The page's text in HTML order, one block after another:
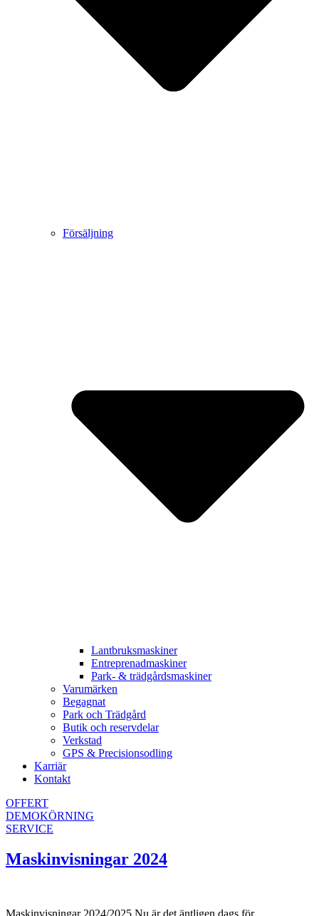
Försäljning
Lantbruksmaskiner
Entreprenadmaskiner
Park- & trädgårdsmaskiner
Varumärken
Begagnat
Park och Trädgård
Butik och reservdelar
Verkstad
GPS & Precisionsodling
Karriär
Kontakt
OFFERT
DEMOKÖRNING
SERVICE
Maskinvisningar 2024
Maskinvisningar 2024/2025 Nu är det äntligen dags för